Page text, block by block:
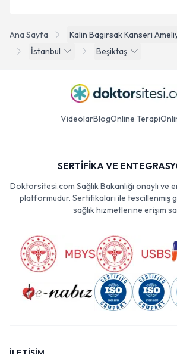
Ana Sayfa
Kalin Bagirsak Kanseri
İstanbul
Beşiktaş
VideolarBlogOnline Terapi
SERTİFİKA VE
Doktorsitesi.com Sağlık Bakanlığı onaylı ve
platformudur. Sertifikaları ile tescillenmiş
sağlık hizmetlerine erişim